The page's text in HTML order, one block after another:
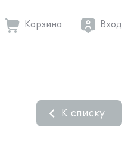
Корзина Вход
К списку